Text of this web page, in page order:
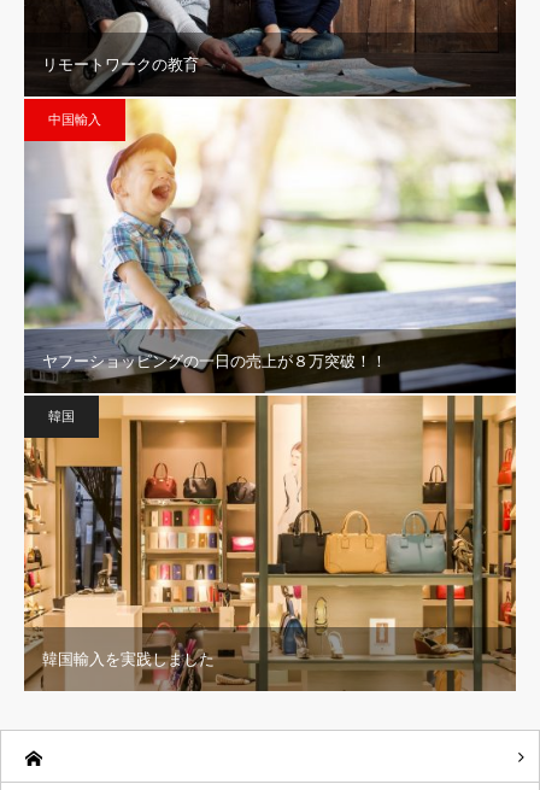
リモートワークの教育
中国輸入
ヤフーショッピングの一日の売上が８万突破！！
韓国
韓国輸入を実践しました